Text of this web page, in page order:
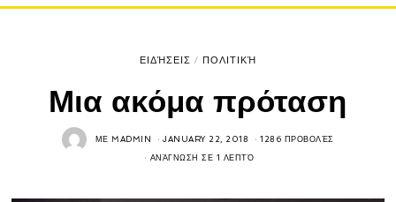
ΕΙΔΉΣΕΙΣ / ΠΟΛΙΤΙΚΉ
Μια ακόμα πρόταση
ΜΕMADMIN JANUARY 22, 2018 1286 ΠΡΟΒΟΛΈΣ
ΑΝΆΓΝΩΣΗ ΣΕ 1 ΛΕΠΤΌ